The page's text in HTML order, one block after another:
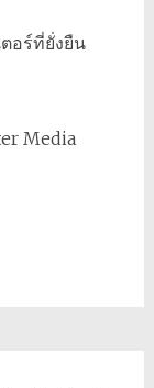
อร์ที่ยั่งยืน
Media